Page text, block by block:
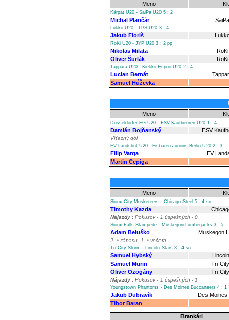
Meno
Kärpät U20 - SaiPa U20 5 : 2
Michal Plančár
Lukko U20 - TPS U20 3 : 4
Jakub Floriš
RoKi U20 - JYP U20 3 : 2 pp
Nikolas Milata
Oliver Šurlák
Tappara U20 - Kiekko-Espoo U20 2 : 4
Lucian Bernát
Samuel Húževka
Meno
Düsseldorfer EG U20 - ESV Kaufbeuren U20 1 : 4
Damián Bojňanský ESV
Víťazný gól
EV Landshut U20 - Eisbären Juniors Berlin U20 2 : 3
Filip Varga
EV
Martin Cepiga
Meno
Sioux City Musketeers - Chicago Steel 5 : 4 sn
Timothy Kazda
Nájazdy : Pokusov - 1 úspešných - 0
Sioux Falls Stampede - Muskegon Lumberjacks 3 : 5
Adam Beluško Muskegon
2. * zápasu, 1. * večera
Tri-City Storm - Lincoln Stars 3 : 4 sn
Samuel Hybský
Samuel Murin
Tri-
Oliver Ozogány
Tri-
Nájazdy : Pokusov - 1 úspešných - 1
Youngstown Phantoms - Des Moines Buccaneers 4 : 1
Jakub Dubravík
Des
Tibor Baran
Brankári